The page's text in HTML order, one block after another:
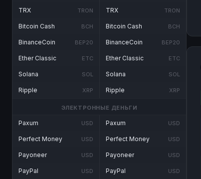
TRX TRON
Bitcoin Cash BCH
BinanceCoin BEP20
Ether Classic ETC
Solana SOL
Ripple XRP
TRX TRON
Bitcoin Cash BCH
BinanceCoin BEP20
Ether Classic ETC
Solana SOL
Ripple XRP
ЭЛЕКТРОННЫЕ ДЕНЬГИ
Paxum USD
Perfect Money USD
Payoneer USD
PayPal USD
Paxum USD
Perfect Money USD
Payoneer USD
PayPal USD